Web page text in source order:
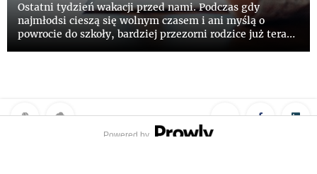
Ostatni tydzień wakacji przed nami. Podczas gdy
najmłodsi cieszą się wolnym czasem i ani myślą o
powrocie do szkoły, bardziej przezorni rodzice już teraz
Powered by